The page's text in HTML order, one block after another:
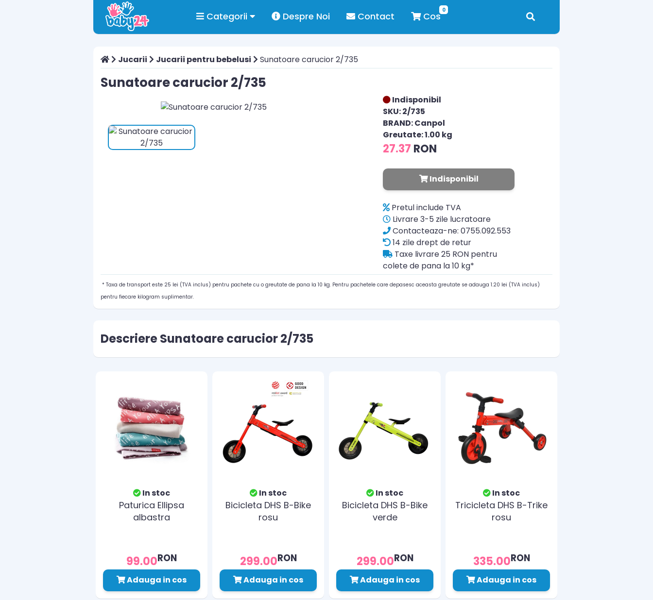
Categorii Despre Noi Contact
0
Cos
Jucarii Jucarii pentru bebelusi Sunatoare carucior 2/735
Sunatoare carucior 2/735
Indisponibil
SKU: 2/735
BRAND: Canpol
Greutate: 1.00 kg
27.37 RON
Indisponibil
Pretul include TVA
Livrare 3-5 zile lucratoare
Contacteaza-ne: 0755.092.553
14 zile drept de retur
Taxe livrare 25 RON pentru
colete de pana la 10 kg*
* Taxa de transport este 25 lei (TVA inclus) pentru pachete cu o greutate de pana la 10 kg. Pentru pachetele care depasesc aceasta greutate se adauga 1.20 lei (TVA inclus)
pentru fiecare kilogram suplimentar.
Descriere Sunatoare carucior 2/735
In stoc
Paturica Ellipsa
albastra
99.00RON
Adauga in cos
In stoc
Bicicleta DHS B-Bike
rosu
299.00RON
Adauga in cos
In stoc
Bicicleta DHS B-Bike
verde
299.00RON
Adauga in cos
In stoc
Tricicleta DHS B-Trike
rosu
335.00RON
Adauga in cos